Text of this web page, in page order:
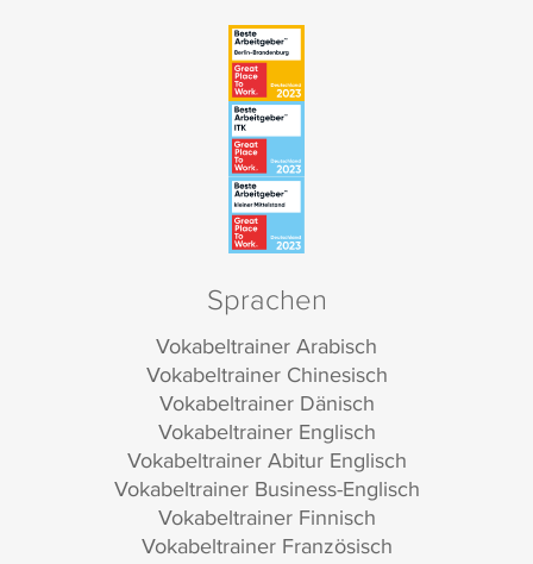
Sprachen
Vokabeltrainer Arabisch
Vokabeltrainer Chinesisch
Vokabeltrainer Dänisch
Vokabeltrainer Englisch
Vokabeltrainer Abitur Englisch
Vokabeltrainer Business-Englisch
Vokabeltrainer Finnisch
Vokabeltrainer Französisch